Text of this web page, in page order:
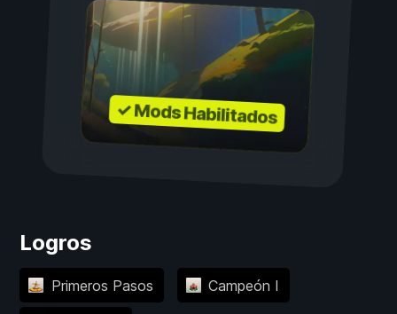
✓ Mods Habilitados
Logros
Primeros Pasos Campeón I